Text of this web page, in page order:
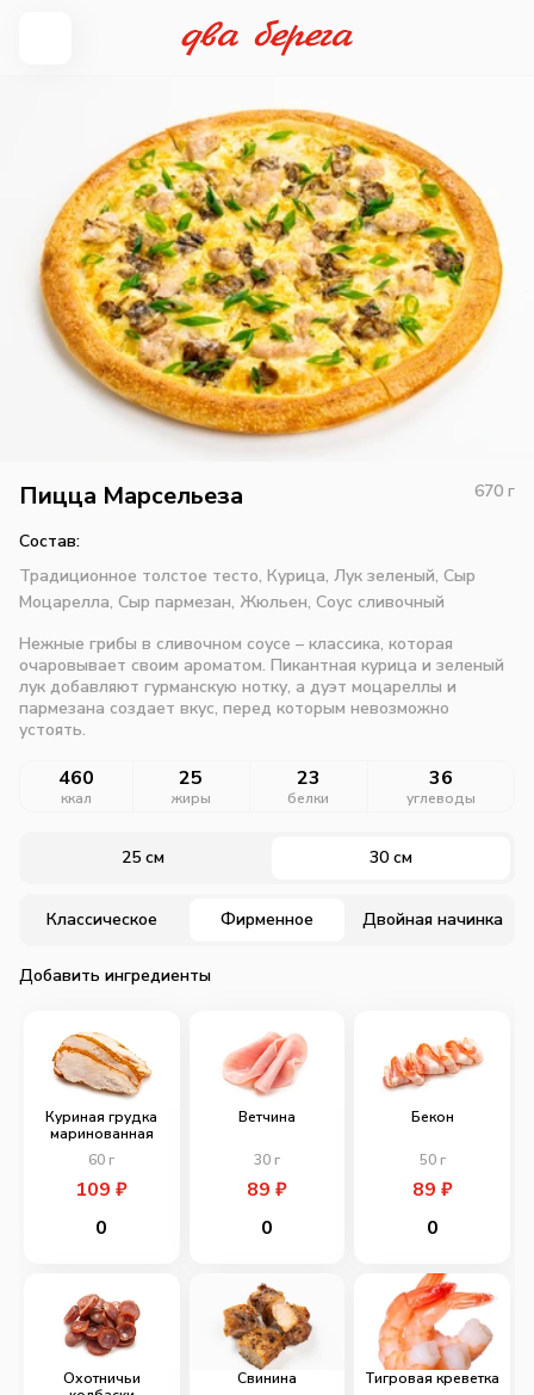
Пицца Марсельеза 670 г
Состав:
Традиционное толстое тесто, Курица, Лук зеленый, Сыр
Моцарелла, Сыр пармезан, Жюльен, Соус сливочный
Нежные грибы в сливочном соусе – классика, которая
очаровывает своим ароматом. Пикантная курица и зеленый
лук добавляют гурманскую нотку, а дуэт моцареллы и
пармезана создает вкус, перед которым невозможно
устоять.
460
ккал
25
жиры
23
белки
36
углеводы
25 см 30 см
Классическое Фирменное Двойная начинка
Добавить ингредиенты
Куриная грудка
маринованная
60 г
109₽
0
Ветчина
30г
89 ₽
0
Бекон
50г
89 ₽
0
Охотничьи
Свинина Тигровая креветка